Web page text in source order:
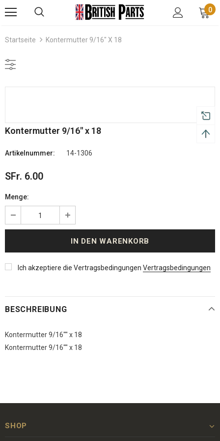
0
Startseite Kontermutter 9/16" X 18
Kontermutter 9/16" x 18
Artikelnummer: 14-1306
SFr. 6.00
Menge:
Ich akzeptiere die Vertragsbedingungen Vertragsbedingungen
BESCHREIBUNG
Kontermutter 9/16"" x 18
Kontermutter 9/16"" x 18
SHOP